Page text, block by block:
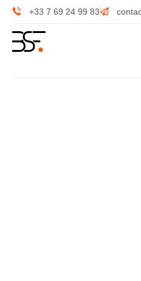
+33 7 69 24 99 83